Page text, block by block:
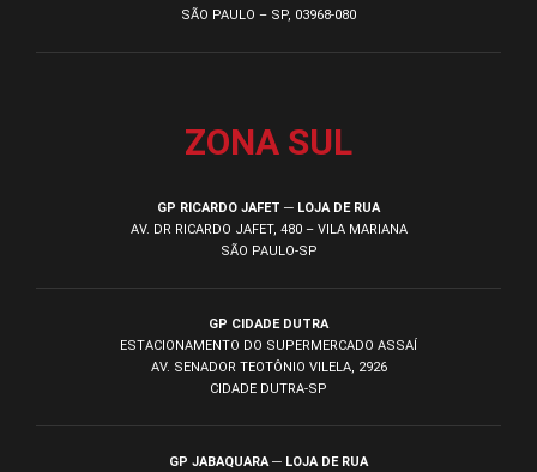
SÃO PAULO – SP, 03968-080
ZONA SUL
GP RICARDO JAFET ─ LOJA DE RUA
AV. DR RICARDO JAFET, 480 – VILA MARIANA
SÃO PAULO-SP
GP CIDADE DUTRA
ESTACIONAMENTO DO SUPERMERCADO ASSAÍ
AV. SENADOR TEOTÔNIO VILELA, 2926
CIDADE DUTRA-SP
GP JABAQUARA ─ LOJA DE RUA